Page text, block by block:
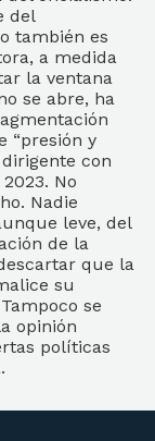
del
también es
a medida
la ventana
se abre, ha
“presión y
con
No
Nadie
leve, del
de la
que la
su
se
opinión
políticas